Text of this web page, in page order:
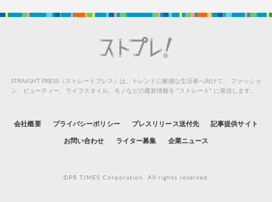
STRAIGHT PRESS（ストレートプレス）は、トレンドに敏感な生活者へ向けて、
ファッショ
ン、ビューティー、ライフスタイル、モノなどの最新情報を “ストレート” に発信します。
会社概要 プライバシーポリシー プレスリリース送付先 記事提供サイト
お問い合わせ ライター募集 企業ニュース
©PR TIMES Corporation. All rights reserved.